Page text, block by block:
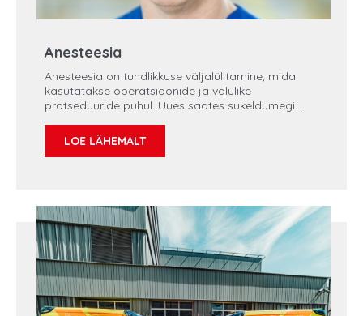
Anesteesia
Anesteesia on tundlikkuse väljalülitamine, mida
kasutatakse operatsioonide ja valulike
protseduuride puhul. Uues saates sukeldumegi
anesteesia liikidest, sobiva narkoosiplaani
koostamisest ning anestesioloogi ja patsiendi
LOE LÄHEMALT